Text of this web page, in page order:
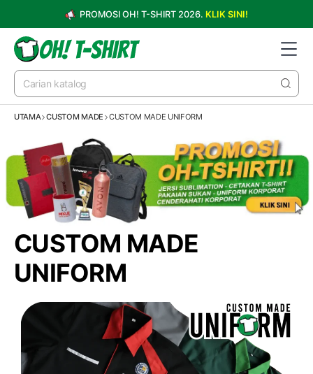
PROMOSI OH! T-SHIRT 2026. KLIK SINI!
UTAMA CUSTOM MADE CUSTOM MADE UNIFORM
CUSTOM MADE
UNIFORM